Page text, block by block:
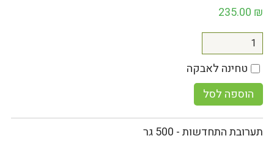
235.00 ₪
טחינה לאבקה
הוספה לסל
תערובת התחדשות - 500 גר